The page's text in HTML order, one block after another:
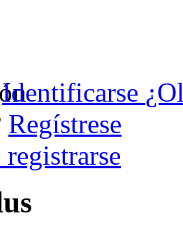
Identificarse
Regístrese